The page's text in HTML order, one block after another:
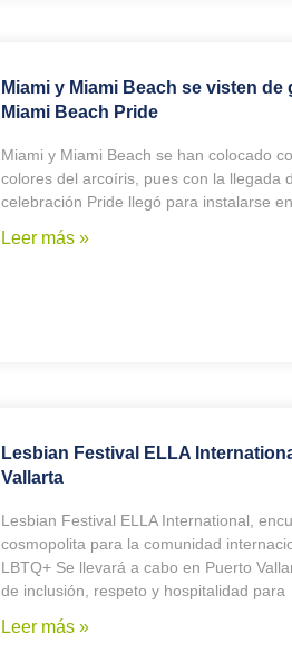
Miami y Miami Beach se visten de
Miami Beach Pride
Miami y Miami Beach se han colocado
colores del arcoíris, pues con la llegada
celebración Pride llegó para instalarse
Leer más »
Lesbian Festival ELLA
Vallarta
Lesbian Festival ELLA International,
cosmopolita para la comunidad
LBTQ+ Se llevará a cabo en Puerto
de inclusión, respeto y hospitalidad para
Leer más »